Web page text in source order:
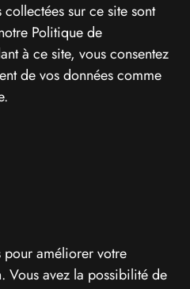
sur ce site sont
Politique de
à ce site, vous consentez
de vos données comme
pour améliorer votre
Vous avez la possibilité de